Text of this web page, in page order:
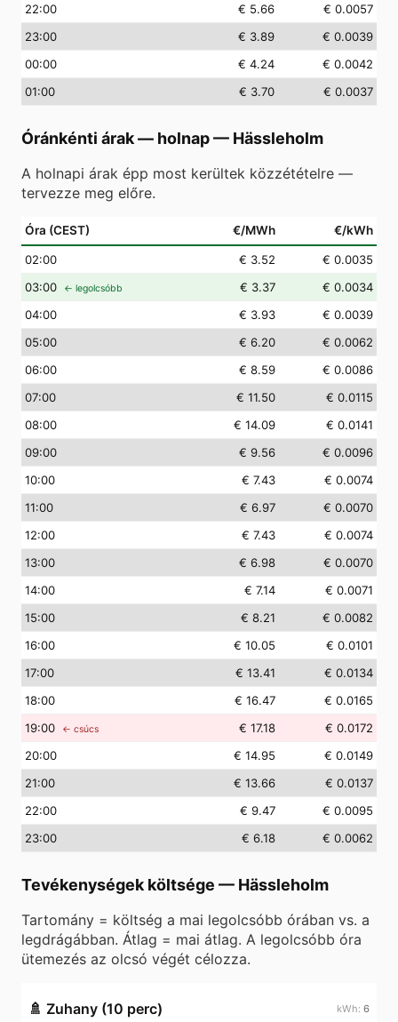
22:00 € 5.66
€ 0.0057
23:00 € 3.89
€ 0.0039
00:00 € 4.24
€ 0.0042
01:00 € 3.70 € 0.0037
Óránkénti árak — holnap— Hässleholm
A holnapi árak épp most kerültek közzétételre —
tervezze meg előre.
Óra (CEST) €/MWh €/kWh
02:00 € 3.52
€ 0.0035
03:00 ← legolcsóbb € 3.37
€ 0.0034
04:00 € 3.93
€ 0.0039
05:00 € 6.20
€ 0.0062
06:00 € 8.59
€ 0.0086
07:00 € 11.50
€ 0.0115
08:00 € 14.09
€ 0.0141
09:00 € 9.56
€ 0.0096
10:00 € 7.43
€ 0.0074
11:00 € 6.97
€ 0.0070
12:00 € 7.43
€ 0.0074
13:00 € 6.98
€ 0.0070
14:00 € 7.14
€ 0.0071
15:00 € 8.21
€ 0.0082
16:00 € 10.05
€ 0.0101
17:00 € 13.41
€ 0.0134
18:00 € 16.47
€ 0.0165
19:00 ← csúcs € 17.18
€ 0.0172
20:00 € 14.95
€ 0.0149
21:00 € 13.66
€ 0.0137
22:00 € 9.47
€ 0.0095
23:00 € 6.18 € 0.0062
Tevékenységek költsége — Hässleholm
Tartomány = költség a mai legolcsóbb órában vs. a
legdrágábban. Átlag = mai átlag. A legolcsóbb óra
ütemezés az olcsó végét célozza.
🚿 Zuhany (10 perc) 6